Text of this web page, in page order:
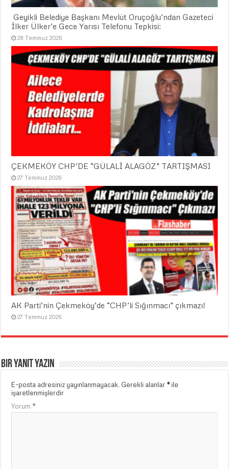
​ Geyikli Belediye Başkanı Mevlüt Oruçoğlu’ndan Gazeteci
İlker Ülker’e Gece Yarısı Telefonu Tepkisi:
28 Temmuz 2026
ÇEKMEKÖY CHP’DE “GÜLALİ ALAGÖZ” TARTIŞMASI
27 Temmuz 2026
AK Parti’nin Çekmeköy’de “CHP’li Sığınmacı” çıkmazı!
27 Temmuz 2026
Bir yanıt yazın
E-posta adresiniz yayınlanmayacak. Gerekli alanlar *ile
işaretlenmişlerdir
Yorum *